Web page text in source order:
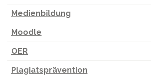
Medienbildung
Moodle
OER
Plagiatsprävention